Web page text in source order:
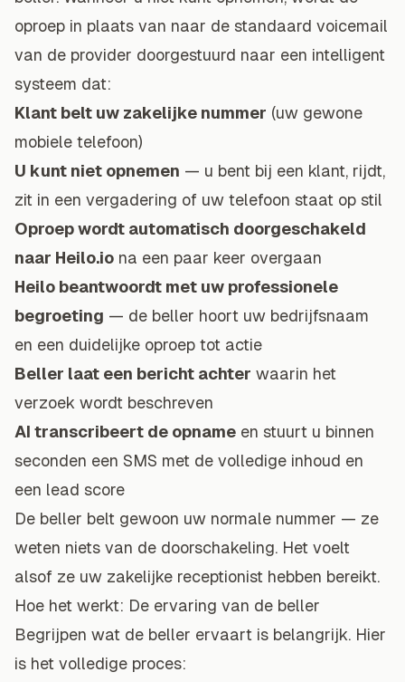
oproep in plaats van naar de standaard voicemail
van de provider doorgestuurd naar een intelligent
systeem dat:
Klant belt uw zakelijke nummer (uw gewone
mobiele telefoon)
U kunt niet opnemen — u bent bij een klant, rijdt,
zit in een vergadering of uw telefoon staat op stil
Oproep wordt automatisch doorgeschakeld
naar Heilo.io na een paar keer overgaan
Heilo beantwoordt met uw professionele
begroeting — de beller hoort uw bedrijfsnaam
en een duidelijke oproep tot actie
Beller laat een bericht achter waarin het
verzoek wordt beschreven
AI transcribeert de opname en stuurt u binnen
seconden een SMS met de volledige inhoud en
een lead score
De beller belt gewoon uw normale nummer — ze
weten niets van de doorschakeling. Het voelt
alsof ze uw zakelijke receptionist hebben bereikt.
Hoe het werkt: De ervaring van de beller
Begrijpen wat de beller ervaart is belangrijk. Hier
is het volledige proces: